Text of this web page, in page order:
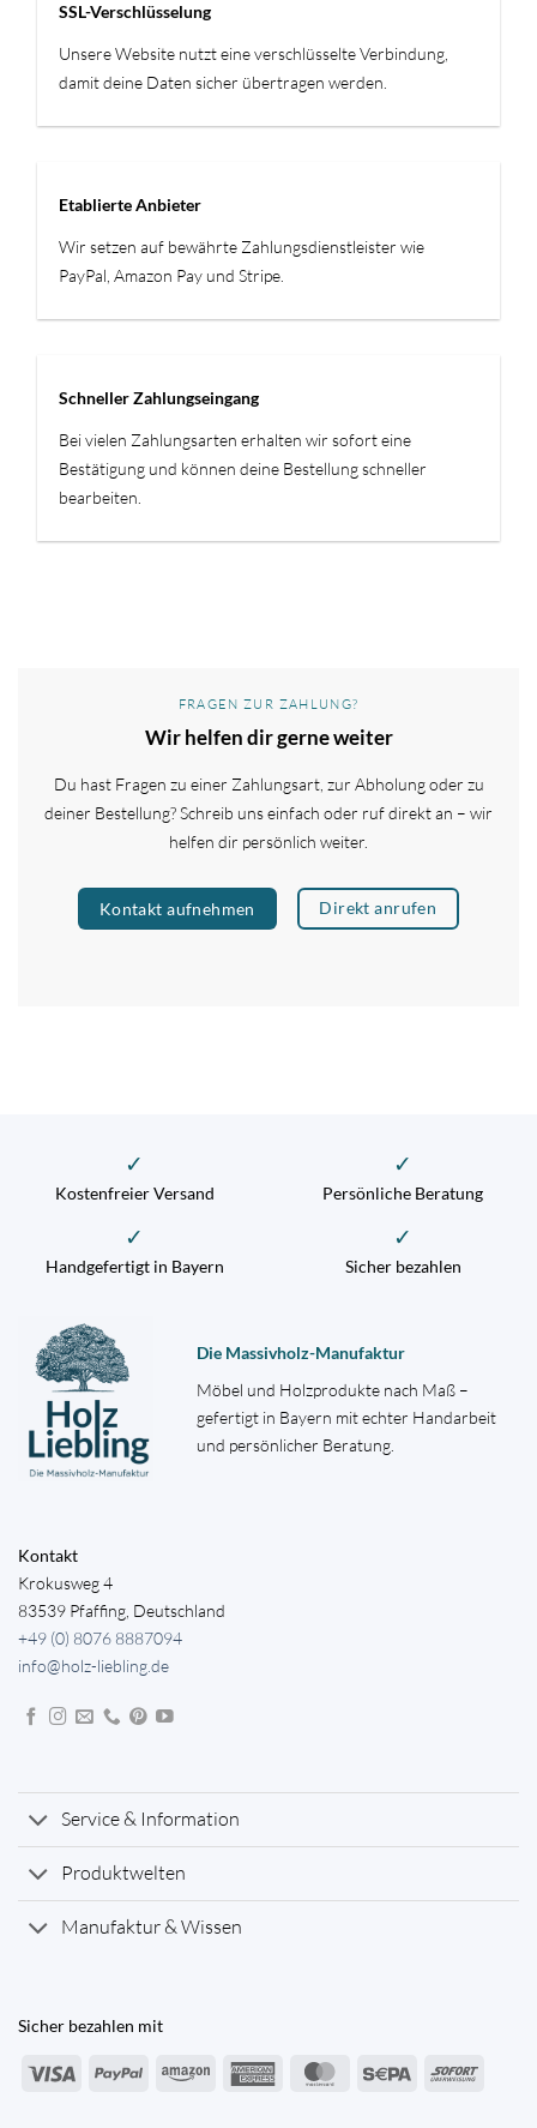
SSL-Verschlüsselung
Unsere Website nutzt eine verschlüsselte Verbindung,
damit deine Daten sicher übertragen werden.
Etablierte Anbieter
Wir setzen auf bewährte Zahlungsdienstleister wie
PayPal, Amazon Pay und Stripe.
Schneller Zahlungseingang
Bei vielen Zahlungsarten erhalten wir sofort eine
Bestätigung und können deine Bestellung schneller
bearbeiten.
FRAGEN ZUR ZAHLUNG?
Wir helfen dir gerne weiter
Du hast Fragen zu einer Zahlungsart, zur Abholung oder zu
deiner Bestellung? Schreib uns einfach oder ruf direkt an – wir
helfen dir persönlich weiter.
Kontakt aufnehmen Direkt anrufen
✓
Kostenfreier Versand
✓
Persönliche Beratung
✓
Handgefertigt in Bayern
✓
Sicher bezahlen
Die Massivholz-Manufaktur
Möbel und Holzprodukte nach Maß –
gefertigt in Bayern mit echter Handarbeit
und persönlicher Beratung.
Kontakt
Krokusweg 4
83539 Pfaffing, Deutschland
+49 (0) 8076 8887094
info@holz-liebling.de
Service & Information
Produktwelten
Manufaktur & Wissen
Sicher bezahlen mit
Visa PayPal Amazon
American
MasterCardSepa Sofort